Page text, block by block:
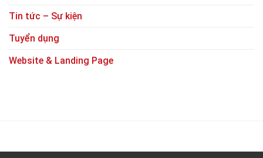
Tin tức – Sự kiện
Tuyển dụng
Website & Landing Page